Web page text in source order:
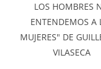
LOS HOMBRES
ENTENDEMOS A
MUJERES" DE
VILASECA